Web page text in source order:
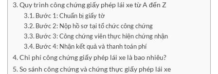
Quy trình công chứng giấy phép lái xe từ A đến Z
Bước 1: Chuẩn bị giấy tờ
Bước 2: Nộp hồ sơ tại tổ chức công chứng
Bước 3: Công chứng viên thực hiện chứng nhận
Bước 4: Nhận kết quả và thanh toán phí
Chi phí công chứng giấy phép lái xe là bao nhiêu?
So sánh công chứng và chứng thực giấy phép lái xe